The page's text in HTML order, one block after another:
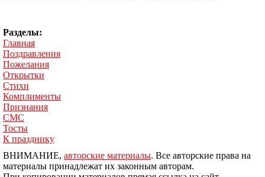
Разделы:
Главная
Поздравления
Пожелания
Открытки
Стихи
Комплименты
Признания
СМС
Тосты
К празднику
ВНИМАНИЕ, авторские материалы. Все авторские права на
материалы принадлежат их законным авторам.